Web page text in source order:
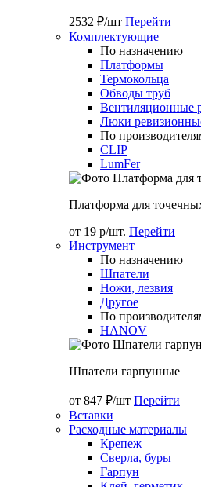
2532 ₽/шт Перейти
Комплектующие
По назначению
Платформы
Термокольца
Обводы труб
Вентиляционные
Люки
По
CLIP
LumFer
Платформа для
от 19 р/шт. Перейти
Инструмент
По назначению
Шпатели
Ножи, лезвия
Другое
По
HANOV
Шпатели гарпунные
от 847 ₽/шт Перейти
Вставки
Расходные материалы
Крепеж
Сверла, буры
Гарпун